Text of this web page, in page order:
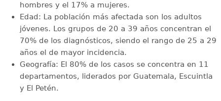
hombres y el 17% a mujeres.
Edad: La población más afectada son los adultos
jóvenes. Los grupos de 20 a 39 años concentran el
70% de los diagnósticos, siendo el rango de 25 a 29
años el de mayor incidencia.
Geografía: El 80% de los casos se concentra en 11
departamentos, liderados por Guatemala, Escuintla
y El Petén.